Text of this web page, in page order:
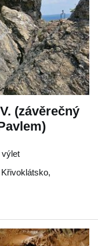
(závěrečný
výlet
Křivoklátsko,